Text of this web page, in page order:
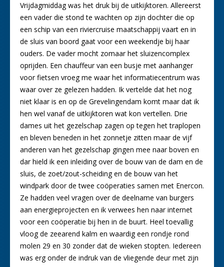
Vrijdagmiddag was het druk bij de uitkijktoren. Allereerst
een vader die stond te wachten op zijn dochter die op
een schip van een riviercruise maatschappij vaart en in
de sluis van boord gaat voor een weekendje bij haar
ouders. De vader mocht zomaar het sluizencomplex
oprijden. Een chauffeur van een busje met aanhanger
voor fietsen vroeg me waar het informatiecentrum was
waar over ze gelezen hadden. Ik vertelde dat het nog
niet klaar is en op de Grevelingendam komt maar dat ik
hen wel vanaf de uitkijktoren wat kon vertellen. Drie
dames uit het gezelschap zagen op tegen het traplopen
en bleven beneden in het zonnetje zitten maar de vijf
anderen van het gezelschap gingen mee naar boven en
dar hield ik een inleiding over de bouw van de dam en de
sluis, de zoet/zout-scheiding en de bouw van het
windpark door de twee coöperaties samen met Enercon.
Ze hadden veel vragen over de deelname van burgers
aan energieprojecten en ik verwees hen naar internet
voor een coöperatie bij hen in de buurt. Heel toevallig
vloog de zeearend kalm en waardig een rondje rond
molen 29 en 30 zonder dat de wieken stopten. Iedereen
was erg onder de indruk van de vliegende deur met zijn